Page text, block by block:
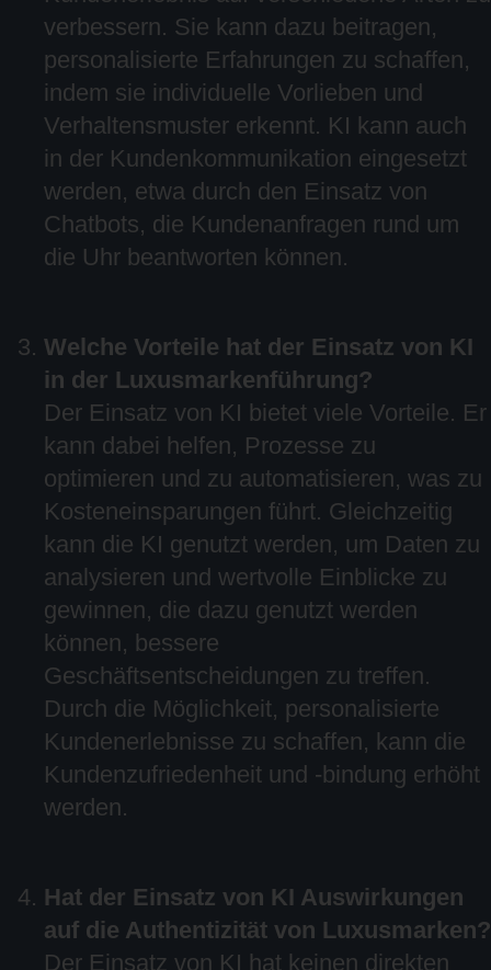
verbessern. Sie kann dazu beitragen,
personalisierte Erfahrungen zu schaffen,
indem sie individuelle Vorlieben und
Verhaltensmuster erkennt. KI kann auch
in der Kundenkommunikation eingesetzt
werden, etwa durch den Einsatz von
Chatbots, die Kundenanfragen rund um
die Uhr beantworten können.
Welche Vorteile hat der Einsatz von KI
in der Luxusmarkenführung?
Der Einsatz von KI bietet viele Vorteile. Er
kann dabei helfen, Prozesse zu
optimieren und zu automatisieren, was zu
Kosteneinsparungen führt. Gleichzeitig
kann die KI genutzt werden, um Daten zu
analysieren und wertvolle Einblicke zu
gewinnen, die dazu genutzt werden
können, bessere
Geschäftsentscheidungen zu treffen.
Durch die Möglichkeit, personalisierte
Kundenerlebnisse zu schaffen, kann die
Kundenzufriedenheit und -bindung erhöht
werden.
Hat der Einsatz von KI Auswirkungen
auf die Authentizität von Luxusmarken?
Der Einsatz von KI hat keinen direkten